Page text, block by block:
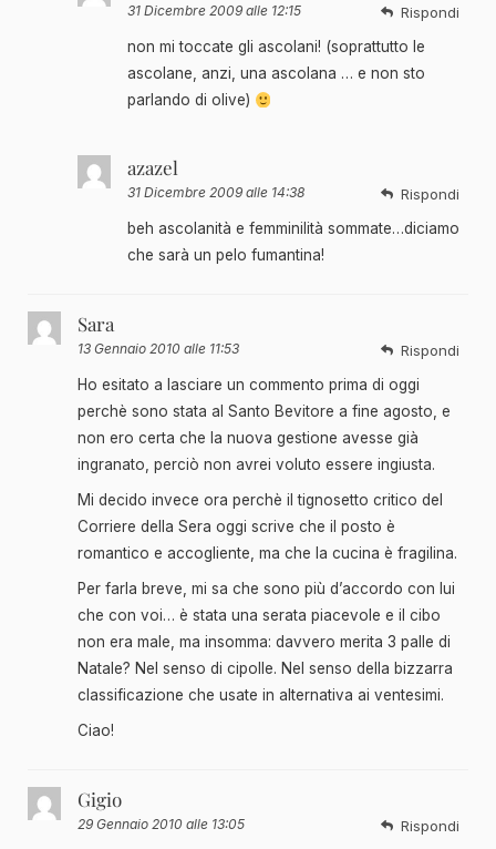
31 Dicembre 2009 alle 12:15
non mi toccate gli ascolani! (soprattutto le
ascolane, anzi, una ascolana … e non sto
parlando di olive)
Rispondi
azazel
31 Dicembre 2009 alle 14:38
beh ascolanità e femminilità sommate…diciamo
che sarà un pelo fumantina!
Rispondi
Sara
13 Gennaio 2010 alle 11:53
Ho esitato a lasciare un commento prima di oggi
perchè sono stata al Santo Bevitore a fine agosto, e
non ero certa che la nuova gestione avesse già
ingranato, perciò non avrei voluto essere ingiusta.
Mi decido invece ora perchè il tignosetto critico del
Corriere della Sera oggi scrive che il posto è
romantico e accogliente, ma che la cucina è fragilina.
Per farla breve, mi sa che sono più d’accordo con lui
che con voi… è stata una serata piacevole e il cibo
non era male, ma insomma: davvero merita 3 palle di
Natale? Nel senso di cipolle. Nel senso della bizzarra
classificazione che usate in alternativa ai ventesimi.
Ciao!
Rispondi
Gigio
29 Gennaio 2010 alle 13:05 Rispondi